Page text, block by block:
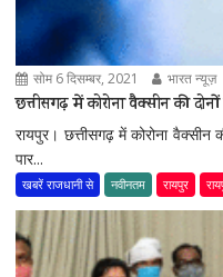
सोम 6 दिसम्बर, 2021 भारत न्यूज़
छत्तीसगढ़ में कोरोना वैक्सीन की
रायपुर। छत्तीसगढ़ में कोरोना
पार...
खबरें राजधानी से नवीनतम रायपुर